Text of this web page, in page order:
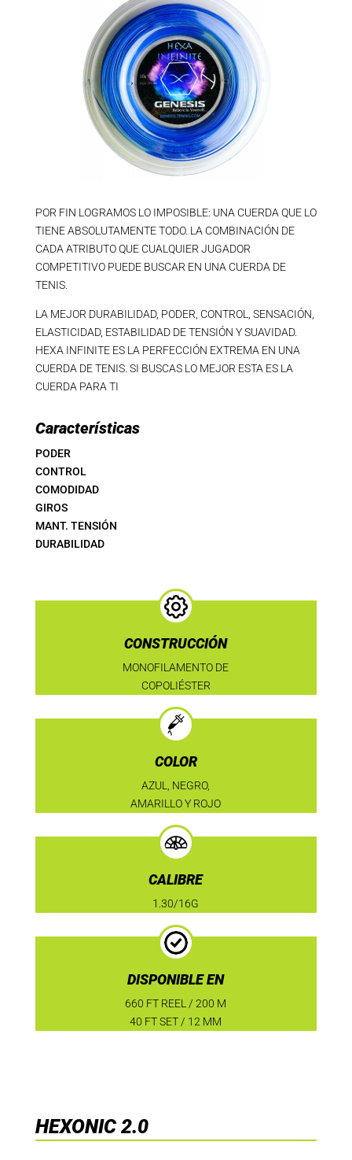
POR FIN LOGRAMOS LO IMPOSIBLE: UNA CUERDA QUE LO
TIENE ABSOLUTAMENTE TODO. LA COMBINACIÓN DE
CADA ATRIBUTO QUE CUALQUIER JUGADOR
COMPETITIVO PUEDE BUSCAR EN UNA CUERDA DE
TENIS.
LA MEJOR DURABILIDAD, PODER, CONTROL, SENSACIÓN,
ELASTICIDAD, ESTABILIDAD DE TENSIÓN Y SUAVIDAD.
HEXA INFINITE ES LA PERFECCIÓN EXTREMA EN UNA
CUERDA DE TENIS. SI BUSCAS LO MEJOR ESTA ES LA
CUERDA PARA TI
Características
PODER
CONTROL
COMODIDAD
GIROS
MANT. TENSIÓN
DURABILIDAD
CONSTRUCCIÓN
MONOFILAMENTO DE
COPOLIÉSTER
COLOR
AZUL, NEGRO,
AMARILLO Y ROJO
CALIBRE
1.30/16G
DISPONIBLE EN
660 FT REEL / 200 M
40 FT SET / 12 MM
HEXONIC 2.0